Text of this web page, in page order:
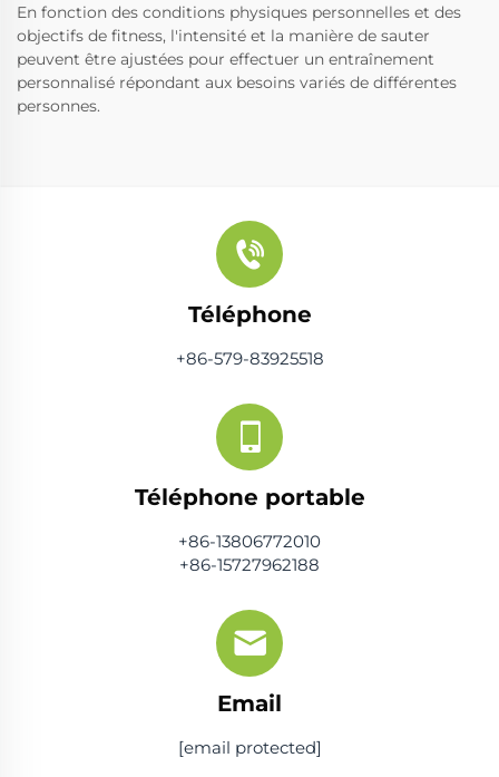
En fonction des conditions physiques personnelles et des
objectifs de fitness, l'intensité et la manière de sauter
peuvent être ajustées pour effectuer un entraînement
personnalisé répondant aux besoins variés de différentes
personnes.
Téléphone
+86-579-83925518
Téléphone portable
+86-13806772010
+86-15727962188
Email
[email protected]